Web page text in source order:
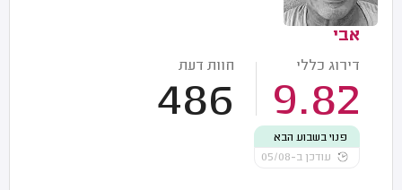
אבי
דירוג כללי
9.82
חוות דעת
486
פנוי בשבוע הבא
עודכן ב-05/08